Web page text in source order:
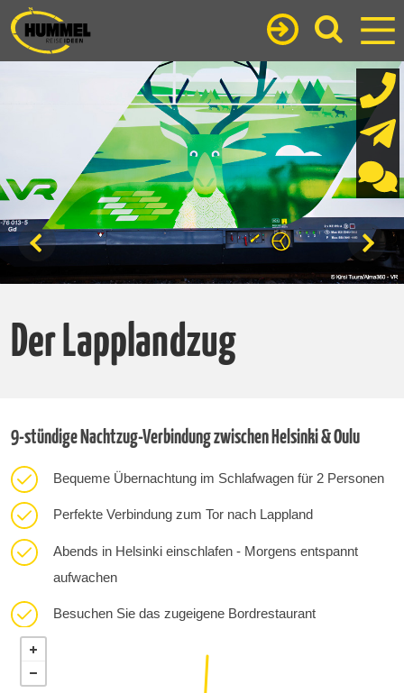
Der Lapplandzug
9-stündige Nachtzug-Verbindung zwischen Helsinki & Oulu
Bequeme Übernachtung im Schlafwagen für 2 Personen
Perfekte Verbindung zum Tor nach Lappland
Abends in Helsinki einschlafen - Morgens entspannt
aufwachen
Besuchen Sie das zugeigene Bordrestaurant